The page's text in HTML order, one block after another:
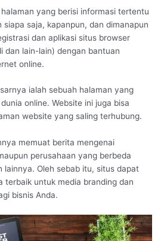
yang berisi informasi tertentu
saja, kapanpun, dan dimanapun
dan aplikasi situs browser
dan lain-lain) dengan bantuan
online.
ialah sebuah halaman yang
online. Website ini juga bisa
website yang saling terhubung.
memuat berita mengenai
perusahaan yang berbeda
lainnya. Oleh sebab itu, situs dapat
terbaik untuk media branding dan
bisnis Anda.